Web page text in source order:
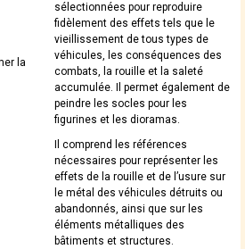
la
sélectionnées pour reproduire
fidèlement des effets tels que le
vieillissement de tous types de
véhicules, les conséquences des
combats, la rouille et la saleté
accumulée. Il permet également de
peindre les socles pour les
figurines et les dioramas.
Il comprend les références
nécessaires pour représenter les
effets de la rouille et de l’usure sur
le métal des véhicules détruits ou
abandonnés, ainsi que sur les
éléments métalliques des
bâtiments et structures.